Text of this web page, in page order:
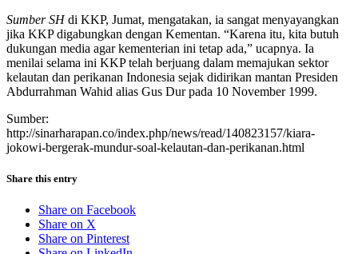
Sumber SHdi KKP, Jumat, mengatakan, ia sangat menyayangkan
jika KKP digabungkan dengan Kementan. “Karena itu, kita butuh
dukungan media agar kementerian ini tetap ada,” ucapnya. Ia
menilai selama ini KKP telah berjuang dalam memajukan sektor
kelautan dan perikanan Indonesia sejak didirikan mantan Presiden
Abdurrahman Wahid alias Gus Dur pada 10 November 1999.
Sumber:
http://sinarharapan.co/index.php/news/read/140823157/kiara-
jokowi-bergerak-mundur-soal-kelautan-dan-perikanan.html
Share this entry
Share on Facebook
Share on X
Share on Pinterest